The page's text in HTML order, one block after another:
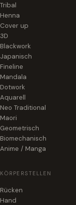
Tribal
Henna
Cover up
3D
Blackwork
Japanisch
Fineline
Mandala
Dotwork
Aquarell
Neo Traditional
Maori
Geometrisch
Biomechanisch
Anime / Manga
KÖRPERSTELLEN
Rücken
Hand